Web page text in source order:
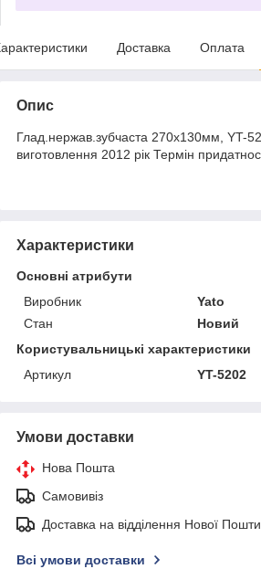
Доставка Оплата
Опис
Глад.нержав.зубчаста 270х130мм, YT-
виготовлення 2012 рік Термін
Характеристики
Основні атрибути
Виробник
Yato
Стан
Новий
Користувальницькі характеристики
Артикул
YT-5202
Умови доставки
Нова Пошта
Самовивіз
Доставка на відділення Нової
Всі умови доставки